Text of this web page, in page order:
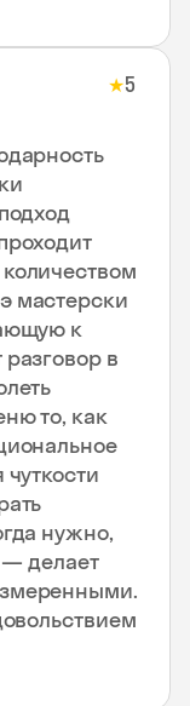
★5
мастерски
к
в
то, как
нужно,
— делает